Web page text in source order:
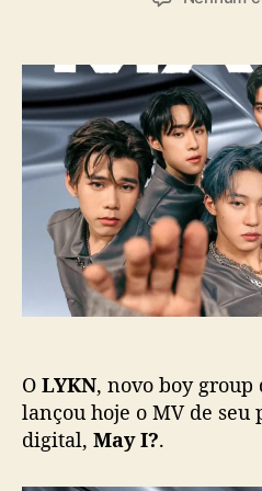
r
d
o
p
o
s
t
O LYKN, novo boy group
lançou hoje o MV de
digital, May I?.